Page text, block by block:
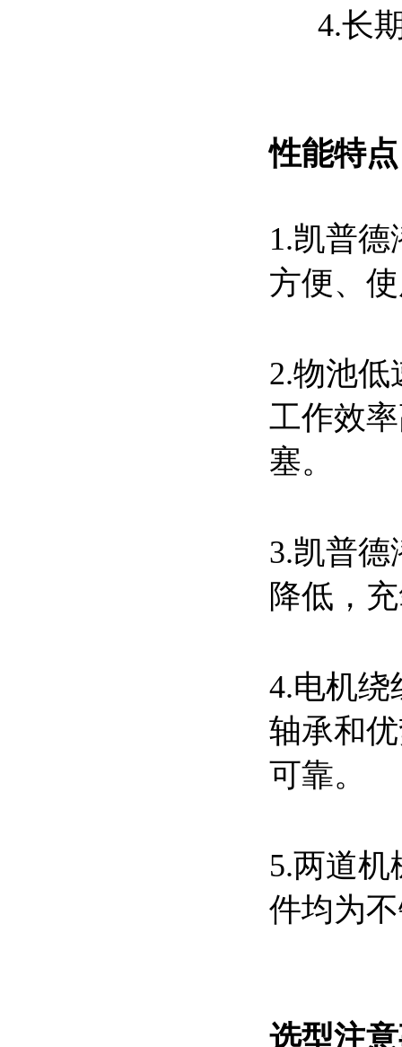
4.长期
性能特
1.凯普
方便、
2.物池
工作效
塞。
3.凯普
降低，
4.电机绕
轴承和
可靠。
5.两道
件均为
选型注